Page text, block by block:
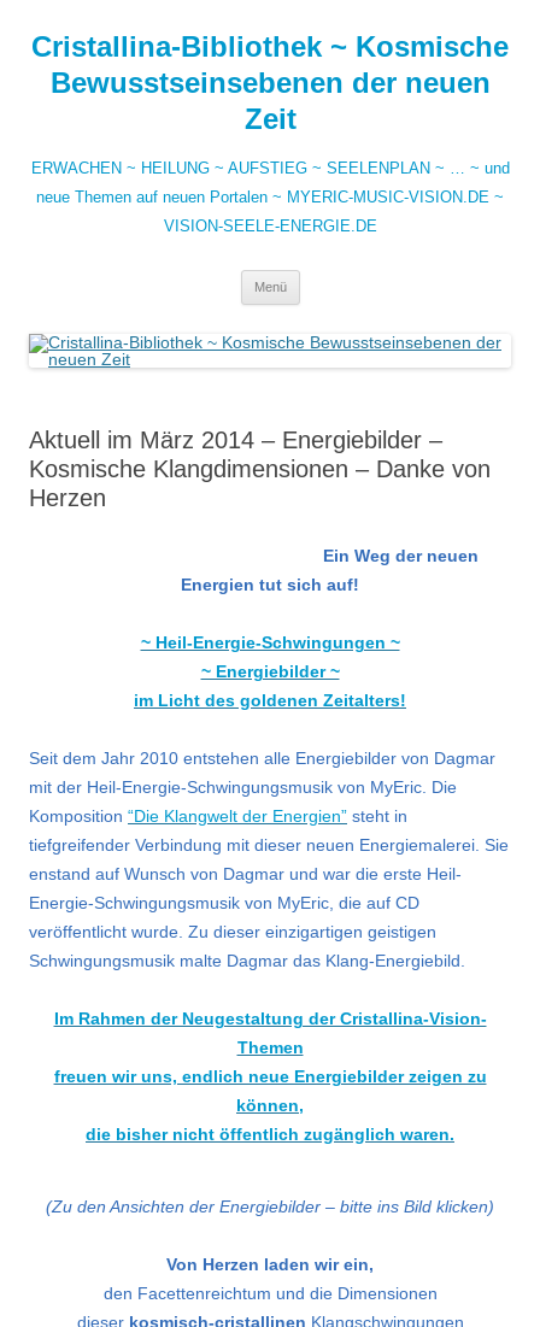
springen
Cristallina-Bibliothek ~ Kosmische
Bewusstseinsebenen der neuen
Zeit
ERWACHEN ~ HEILUNG ~ AUFSTIEG ~ SEELENPLAN ~ … ~ und
neue Themen auf neuen Portalen ~ MYERIC-MUSIC-VISION.DE ~
VISION-SEELE-ENERGIE.DE
Menü
Aktuell im März 2014 – Energiebilder –
Kosmische Klangdimensionen – Danke von
Herzen
Ein Weg der neuen
Energien tut sich auf!
~ Heil-Energie-Schwingungen ~
~ Energiebilder ~
im Licht des goldenen Zeitalters!
Seit dem Jahr 2010 entstehen alle Energiebilder von Dagmar
mit der Heil-Energie-Schwingungsmusik von MyEric. Die
Komposition “Die Klangwelt der Energien” steht in
tiefgreifender Verbindung mit dieser neuen Energiemalerei. Sie
enstand auf Wunsch von Dagmar und war die erste Heil-
Energie-Schwingungsmusik von MyEric, die auf CD
veröffentlicht wurde. Zu dieser einzigartigen geistigen
Schwingungsmusik malte Dagmar das Klang-Energiebild.
Im Rahmen der Neugestaltung der Cristallina-Vision-
Themen
freuen wir uns, endlich neue Energiebilder zeigen zu
können,
die bisher nicht öffentlich zugänglich waren.
(Zu den Ansichten der Energiebilder – bitte ins Bild klicken)
Von Herzen laden wir ein,
den Facettenreichtum und die Dimensionen
dieserkosmisch-cristallinen Klangschwingungen